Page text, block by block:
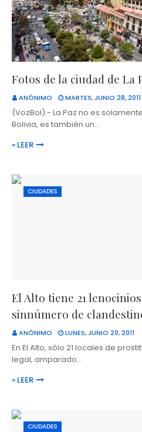
Fotos de la ciudad de La
ANÓNIMO MARTES, JUNIO 28, 2011
(VozBol).- La Paz no es
Bolivia, es también un…
» LEER
CIUDADES
El Alto tiene 21
sinnúmero de
ANÓNIMO LUNES, JUNIO 20, 2011
En El Alto, sólo 21 locales de
legal, amparado…
» LEER
CIUDADES